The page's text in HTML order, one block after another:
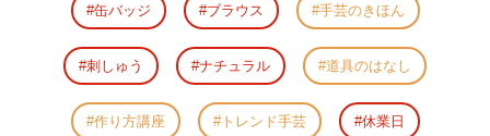
缶バッジ ブラウス 手芸のきほん
刺しゅう ナチュラル 道具のはなし
作り方講座 トレンド手芸 休業日